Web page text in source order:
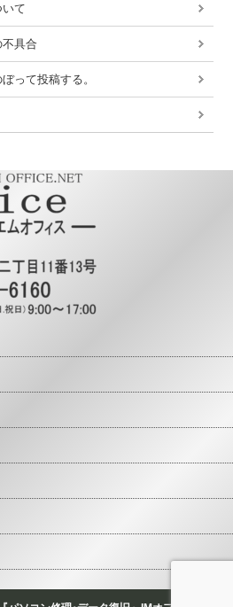
て
不具合
って投稿する。